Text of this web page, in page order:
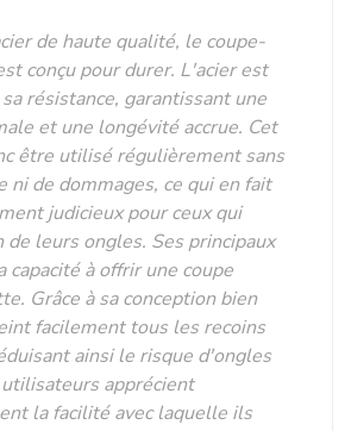
de haute qualité, le coupe-
conçu pour durer. L'acier est
résistance, garantissant une
et une longévité accrue. Cet
être utilisé régulièrement sans
ni de dommages, ce qui en fait
judicieux pour ceux qui
de leurs ongles. Ses principaux
capacité à offrir une coupe
Grâce à sa conception bien
facilement tous les recoins
ainsi le risque d'ongles
apprécient
la facilité avec laquelle ils